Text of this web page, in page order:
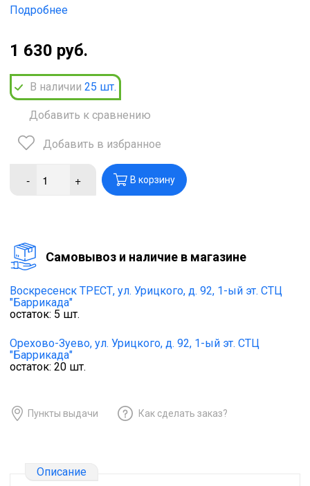
Подробнее
1 630 руб.
В наличии 25 шт.
Добавить к сравнению
Добавить в избранное
- + В корзину
Cамовывоз и наличие в магазине
Воскресенск ТРЕСТ, ул. Урицкого, д. 92, 1-ый эт. СТЦ
"Баррикада"
остаток: 5 шт.
Орехово-Зуево, ул. Урицкого, д. 92, 1-ый эт. СТЦ
"Баррикада"
остаток: 20 шт.
Пункты выдачи Как сделать заказ?
Описание